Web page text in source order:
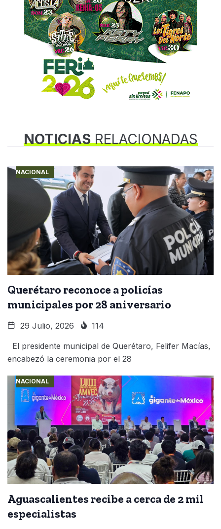
NOTICIASRELACIONADAS
NACIONAL
Querétaro reconoce a policías
municipales por 28 aniversario
29 Julio, 2026 114
El presidente municipal de Querétaro, Felifer Macías,
encabezó la ceremonia por el 28
NACIONAL
Aguascalientes recibe a cerca de 2 mil
especialistas